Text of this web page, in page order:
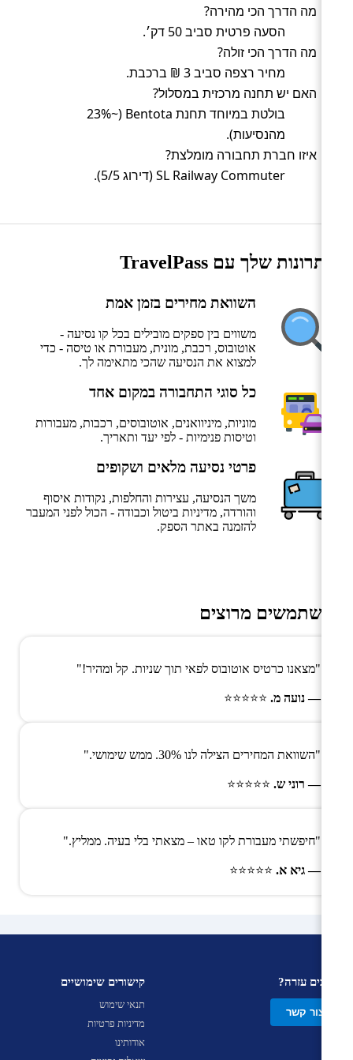
מה הדרך הכי מהירה?
הסעה פרטית סביב 50 דק׳.
מה הדרך הכי זולה?
מחיר רצפה סביב 3 ₪ ברכבת.
האם יש תחנה מרכזית במסלול?
בולטת במיוחד תחנת Bentota (~23%
מהנסיעות).
איזו חברת תחבורה מומלצת?
SL Railway Commuter (דירוג 5/5).
היתרונות שלך עם TravelPass
השוואת מחירים בזמן אמת
משווים בין ספקים מובילים בכל קו נסיעה -
אוטובוס, רכבת, מונית, מעבורת או טיסה - כדי
למצוא את הנסיעה שהכי מתאימה לך.
כל סוגי התחבורה במקום אחד
מוניות, מיניוואנים, אוטובוסים, רכבות, מעבורות
וטיסות פנימיות - לפי יעד ותאריך.
פרטי נסיעה מלאים ושקופים
משך הנסיעה, עצירות והחלפות, נקודות איסוף
והורדה, מדיניות ביטול וכבודה - הכול לפני המעבר
להזמנה באתר הספק.
משתמשים מרוצים
"מצאנו כרטיס אוטובוס לפאי תוך שניות. קל ומהיר!"
— נועה מ. ⭐⭐⭐⭐⭐
"השוואת המחירים הצילה לנו 30%. ממש שימושי."
— רוני ש. ⭐⭐⭐⭐⭐
"חיפשתי מעבורת לקו טאו – מצאתי בלי בעיה. ממליץ."
— גיא א. ⭐⭐⭐⭐⭐
צריכים עזרה?
צור קשר
קישורים שימושיים
תנאי שימוש
מדיניות פרטיות
אודותינו